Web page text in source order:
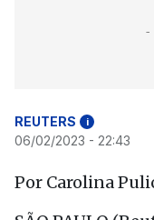
REUTERS i
06/02/2023 - 22:43
Por Carolina